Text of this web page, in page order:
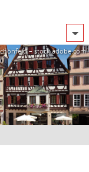
– stock.adobe.com